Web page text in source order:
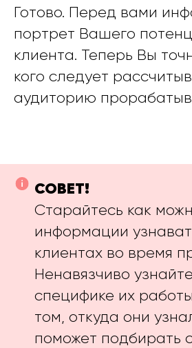
Готово. Перед вами
портрет Вашего
клиента. Теперь Вы
кого следует
аудиторию
СОВЕТ!
Старайтесь как
информации
клиентах во время
Ненавязчиво
специфике их
том, откуда они
поможет подбирать